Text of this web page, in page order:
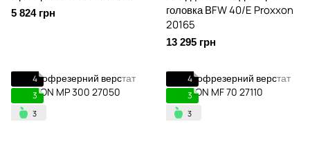
5 824 грн
головка ВFW 40/E Proxxon
20165
13 295 грн
4
3
4
3